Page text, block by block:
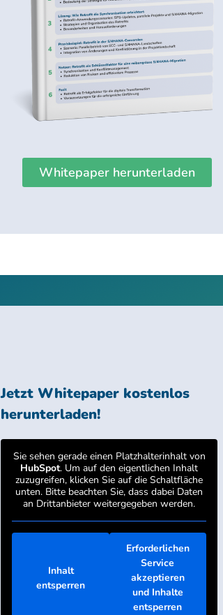
Whitepaper herunterladen
Jetzt Whitepaper kostenlos
herunterladen!
Sie sehen gerade einen Platzhalterinhalt von
HubSpot. Um auf den eigentlichen Inhalt
zuzugreifen, klicken Sie auf die Schaltfläche
unten. Bitte beachten Sie, dass dabei Daten
an Drittanbieter weitergegeben werden.
Inhalt
entsperren
Erforderlichen
Service
akzeptieren
und Inhalte
entsperren